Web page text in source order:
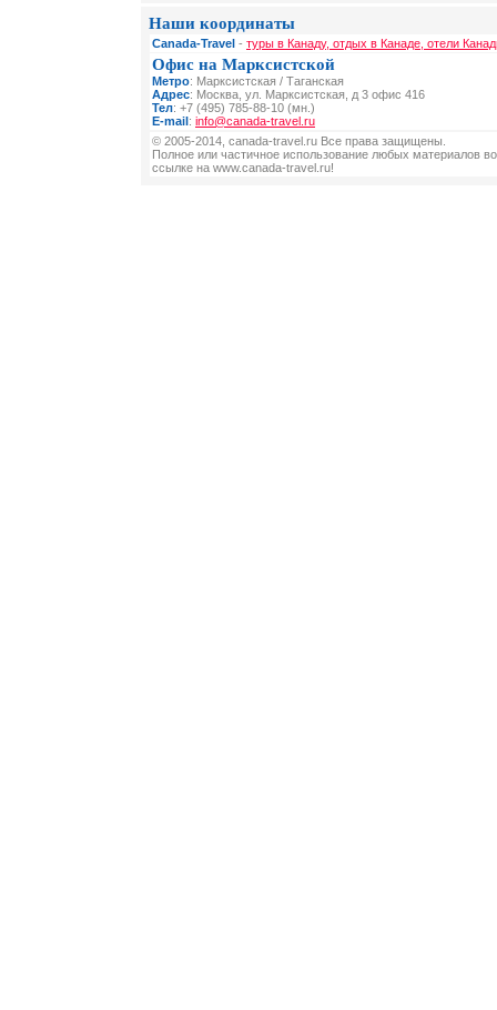
Наши координаты
Canada-Travel - туры в Канаду, отдых в Канаде, отели
Офис на Марксистской
Метро: Марксистская / Таганская
Адрес: Москва, ул. Марксистская, д 3 офис 416
Тел: +7 (495) 785-88-10 (мн.)
E-mail: info@canada-travel.ru
© 2005-2014, canada-travel.ru Все права защищены.
Полное или частичное использование любых материалов
ссылке на www.canada-travel.ru!